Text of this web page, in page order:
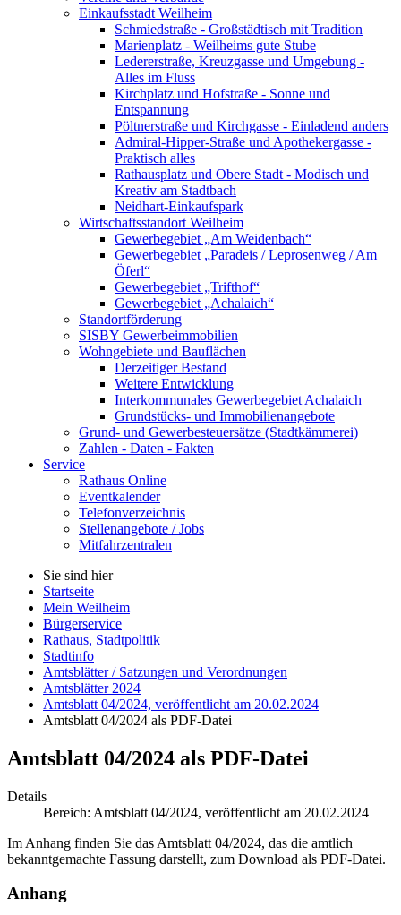
Einkaufsstadt Weilheim
Schmiedstraße - Großstädtisch mit Tradition
Marienplatz - Weilheims gute Stube
Ledererstraße, Kreuzgasse und Umgebung -
Alles im Fluss
Kirchplatz und Hofstraße - Sonne und
Entspannung
Pöltnerstraße und Kirchgasse - Einladend anders
Admiral-Hipper-Straße und Apothekergasse -
Praktisch alles
Rathausplatz und Obere Stadt - Modisch und
Kreativ am Stadtbach
Neidhart-Einkaufspark
Wirtschaftsstandort Weilheim
Gewerbegebiet „Am Weidenbach“
Gewerbegebiet „Paradeis / Leprosenweg / Am
Öferl“
Gewerbegebiet „Trifthof“
Gewerbegebiet „Achalaich“
Standortförderung
SISBY Gewerbeimmobilien
Wohngebiete und Bauflächen
Derzeitiger Bestand
Weitere Entwicklung
Interkommunales Gewerbegebiet Achalaich
Grundstücks- und Immobilienangebote
Grund- und Gewerbesteuersätze (Stadtkämmerei)
Zahlen - Daten - Fakten
Service
Rathaus Online
Eventkalender
Telefonverzeichnis
Stellenangebote / Jobs
Mitfahrzentralen
Sie sind hier
Startseite
Mein Weilheim
Bürgerservice
Rathaus, Stadtpolitik
Stadtinfo
Amtsblätter / Satzungen und Verordnungen
Amtsblätter 2024
Amtsblatt 04/2024, veröffentlicht am 20.02.2024
Amtsblatt 04/2024 als PDF-Datei
Amtsblatt 04/2024 als PDF-Datei
Details
Bereich: Amtsblatt 04/2024, veröffentlicht am 20.02.2024
Im Anhang finden Sie das Amtsblatt 04/2024, das die amtlich
bekanntgemachte Fassung darstellt, zum Download als PDF-Datei.
Anhang